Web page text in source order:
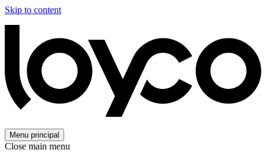
Skip to content
Menu principal
Close main menu